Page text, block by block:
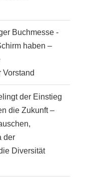
Buchmesse -
haben –
Vorstand
der Einstieg
die Zukunft –
der
Diversität